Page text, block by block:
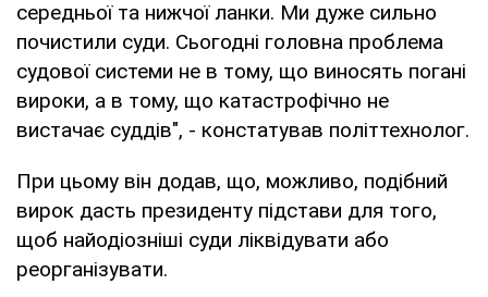
середньої та нижчої ланки. Ми дуже сильно
почистили суди. Сьогодні головна проблема
судової системи не в тому, що виносять погані
вироки, а в тому, що катастрофічно не
вистачає суддів", - констатував політтехнолог.
При цьому він додав, що, можливо, подібний
вирок дасть президенту підстави для того,
щоб найодіозніші суди ліквідувати або
реорганізувати.